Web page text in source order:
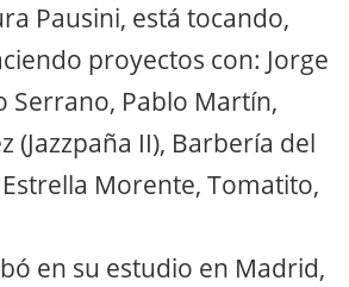
Pausini, está tocando,
proyectos con: Jorge
Serrano, Pablo Martín,
(Jazzpaña II), Barbería del
Morente, Tomatito,
en su estudio en Madrid,